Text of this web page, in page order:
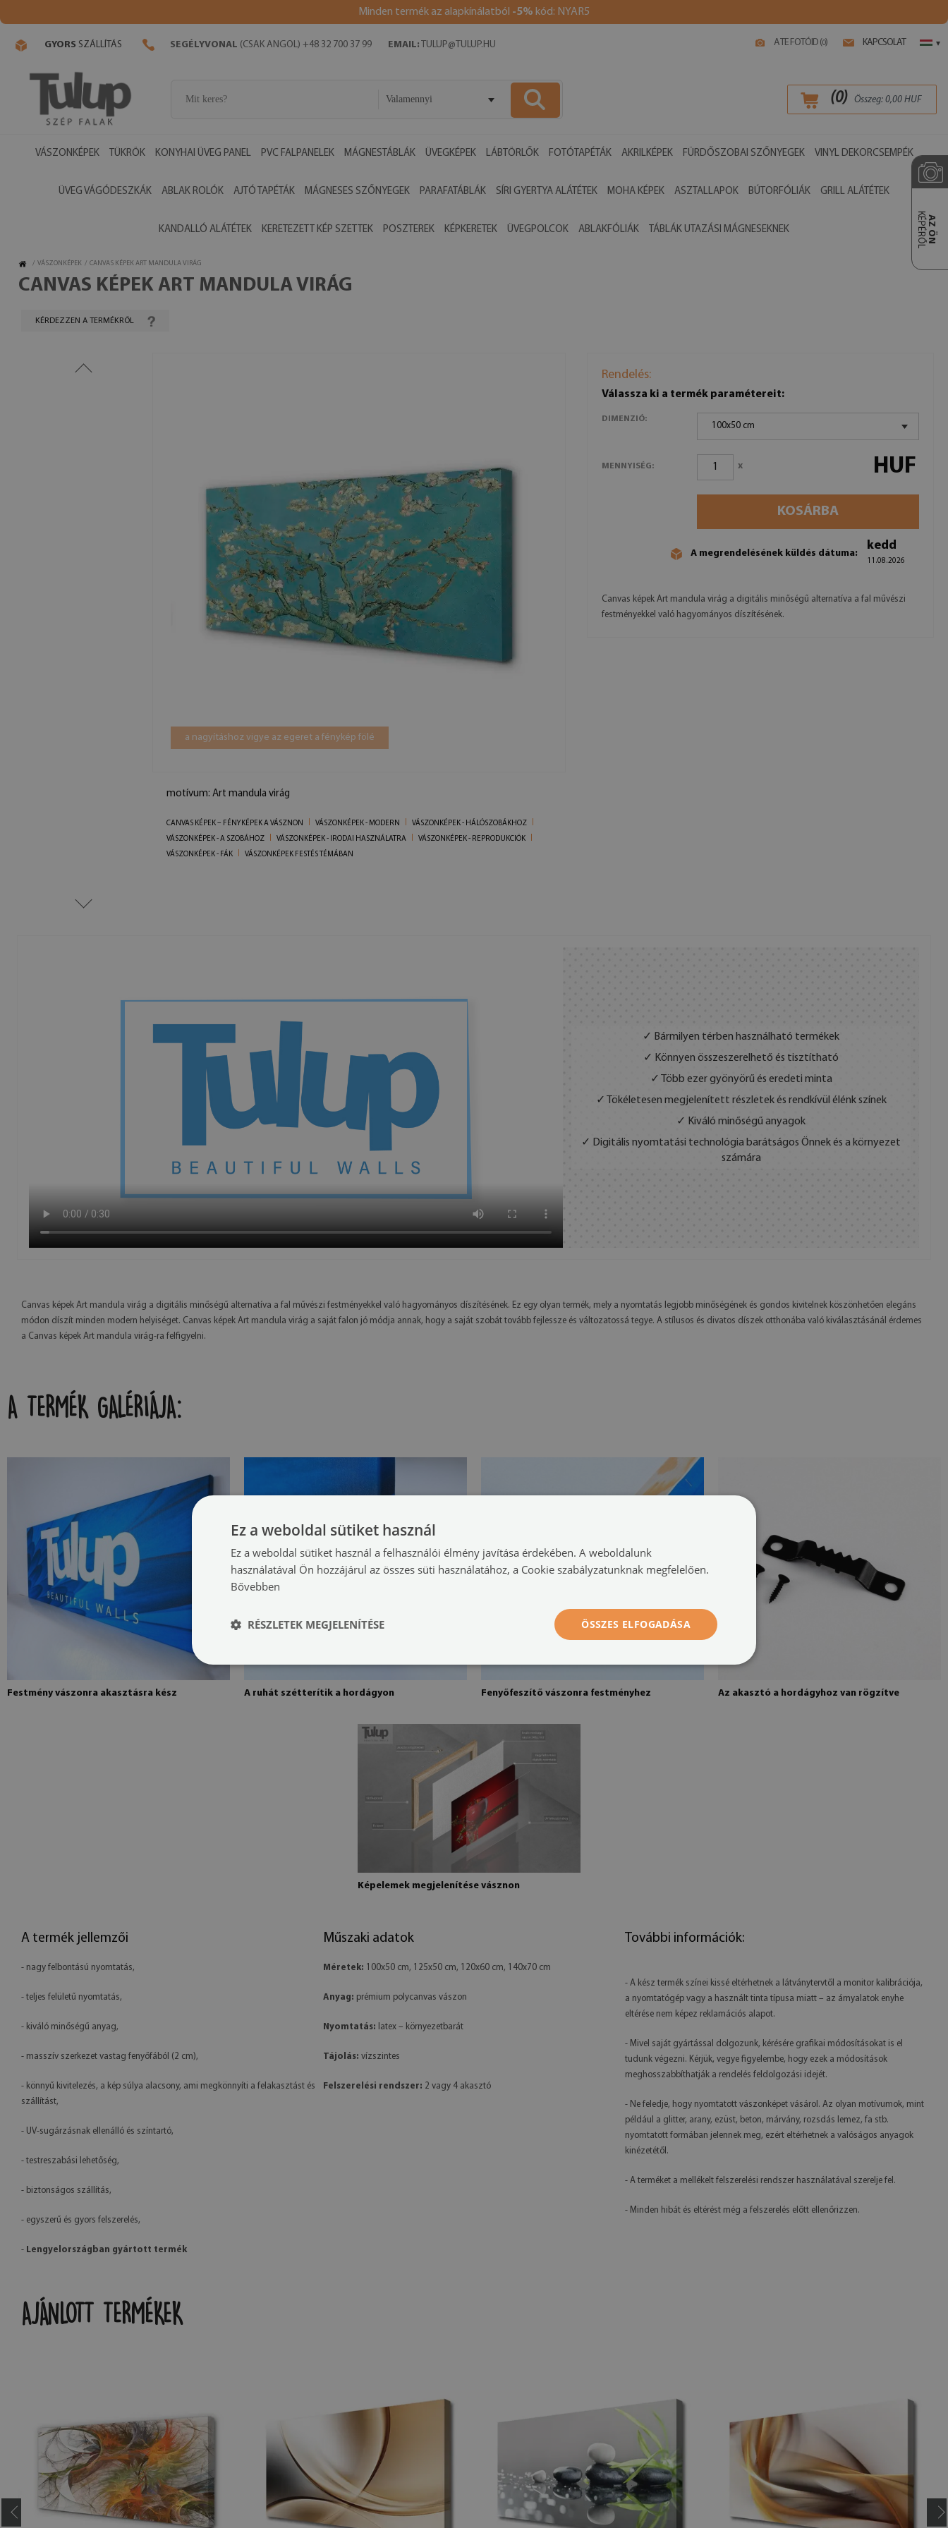
Minden termék az alapkínálatból -5% kód: NYAR5
A TE FOTÓID (0) KAPCSOLAT ▾
GYORS SZÁLLÍTÁS SEGÉLYVONAL (CSAK ANGOL) +48 32 700 37 99 EMAIL: TULUP@TULUP.HU
Valamennyi (0) Összeg: 0,00 HUF
VÁSZONKÉPEK TÜKRÖK KONYHAI ÜVEG PANEL PVC FALPANELEK MÁGNESTÁBLÁK ÜVEGKÉPEK LÁBTÖRLŐK FOTÓTAPÉTÁK AKRILKÉPEK FÜRDŐSZOBAI SZŐNYEGEK VINYL DEKORCSEMPÉK
ÜVEG VÁGÓDESZKÁK ABLAK ROLÓK AJTÓ TAPÉTÁK MÁGNESES SZŐNYEGEK PARAFATÁBLÁK SÍRI GYERTYA ALÁTÉTEK MOHA KÉPEK ASZTALLAPOK BÚTORFÓLIÁK GRILL ALÁTÉTEK
KANDALLÓ ALÁTÉTEK KERETEZETT KÉP SZETTEK POSZTEREK KÉPKERETEK ÜVEGPOLCOK ABLAKFÓLIÁK TÁBLÁK UTAZÁSI MÁGNESEKNEK AZ ÖN
KÉPÉRŐL
/ VÁSZONKÉPEK / CANVAS KÉPEK ART MANDULA VIRÁG
CANVAS KÉPEK ART MANDULA VIRÁG
KÉRDEZZEN A TERMÉKRŐL
a nagyításhoz vigye az egeret a fénykép fölé
motívum: Art mandula virág
CANVAS KÉPEK – FÉNYKÉPEK A VÁSZNON VÁSZONKÉPEK - MODERN
VÁSZONKÉPEK - HÁLÓSZOBÁKHOZ
VÁSZONKÉPEK - A SZOBÁHOZ
VÁSZONKÉPEK - IRODAI HASZNÁLATRA
VÁSZONKÉPEK - REPRODUKCIÓK
VÁSZONKÉPEK - FÁK
VÁSZONKÉPEK FESTÉS TÉMÁBAN
Rendelés:
Válassza ki a termék paramétereit:
DIMENZIÓ:
100x50 cm
MENNYISÉG: x HUF
KOSÁRBA
A megrendelésének küldés dátuma:
kedd
11.08.2026
Canvas képek Art mandula virág a digitális minőségű alternatíva a fal művészi
festményekkel való hagyományos díszítésének.
✓ Bármilyen térben használható termékek
✓ Könnyen összeszerelhető és tisztítható
✓ Több ezer gyönyörű és eredeti minta
✓ Tökéletesen megjelenített részletek és rendkívül élénk színek
✓ Kiváló minőségű anyagok
✓ Digitális nyomtatási technológia barátságos Önnek és a környezet
számára
Canvas képek Art mandula virág a digitális minőségű alternatíva a fal művészi festményekkel való hagyományos díszítésének. Ez egy olyan termék, mely a nyomtatás legjobb minőségének és gondos kivitelnek köszönhetően elegáns
módon díszít minden modern helyiséget. Canvas képek Art mandula virág a saját falon jó módja annak, hogy a saját szobát tovább fejlessze és változatossá tegye. A stílusos és divatos díszek otthonába való kiválasztásánál érdemes
a Canvas képek Art mandula virág-ra felfigyelni.
A TERMÉK GALÉRIÁJA:
Festmény vászonra akasztásra kész A ruhát szétterítik a hordágyon Fenyőfeszítő vászonra festményhez Az akasztó a hordágyhoz van rögzítve
Képelemek megjelenítése vásznon
A termék jellemzői
- nagy felbontású nyomtatás,
- teljes felületű nyomtatás,
- kiváló minőségű anyag,
- masszív szerkezet vastag fenyőfából (2 cm),
- könnyű kivitelezés, a kép súlya alacsony, ami megkönnyíti a felakasztást és
szállítást,
- UV-sugárzásnak ellenálló és színtartó,
- testreszabási lehetőség,
- biztonságos szállítás,
- egyszerű és gyors felszerelés,
- Lengyelországban gyártott termék
Műszaki adatok
Méretek: 100x50 cm, 125x50 cm, 120x60 cm, 140x70 cm
Anyag: prémium polycanvas vászon
Nyomtatás: latex – környezetbarát
Tájolás: vízszintes
Felszerelési rendszer: 2 vagy 4 akasztó
További információk:
- A kész termék színei kissé eltérhetnek a látványtervtől a monitor kalibrációja,
a nyomtatógép vagy a használt tinta típusa miatt – az árnyalatok enyhe
eltérése nem képez reklamációs alapot.
- Mivel saját gyártással dolgozunk, kérésére grafikai módosításokat is el
tudunk végezni. Kérjük, vegye figyelembe, hogy ezek a módosítások
meghosszabbíthatják a rendelés feldolgozási idejét.
- Ne feledje, hogy nyomtatott vászonképet vásárol. Az olyan motívumok, mint
például a glitter, arany, ezüst, beton, márvány, rozsdás lemez, fa stb.
nyomtatott formában jelennek meg, ezért eltérhetnek a valóságos anyagok
kinézetétől.
- A terméket a mellékelt felszerelési rendszer használatával szerelje fel.
- Minden hibát és eltérést még a felszerelés előtt ellenőrizzen.
AJÁNLOTT TERMÉKEK
Ez a weboldal sütiket használ
Ez a weboldal sütiket használ a felhasználói élmény javítása érdekében. A weboldalunk
használatával Ön hozzájárul az összes süti használatához, a Cookie szabályzatunknak megfelelően.
Bővebben
ÖSSZES ELFOGADÁSA
RÉSZLETEK MEGJELENÍTÉSE